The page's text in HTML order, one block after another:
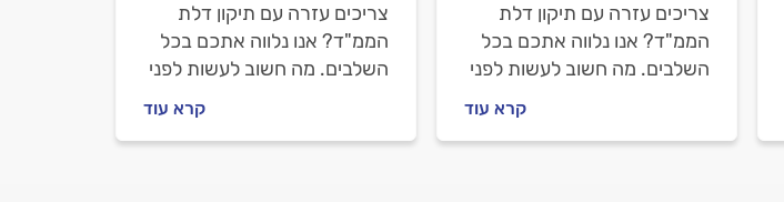
צריכים עזרה עם תיקון דלת
הממ"ד? אנו נלווה אתכם בכל
השלבים. מה חשוב לעשות לפני
חשוב לבדוק מולו וכמה עולה
תיקון של דלת הממ"ד? ריכזנו
קרא עוד
צריכים עזרה עם תיקון דלת
הממ"ד? אנו נלווה אתכם בכל
השלבים. מה חשוב לעשות לפני
חשוב לבדוק מולו וכמה עולה
תיקון ידית של דלת הממ"ד?
קרא עוד